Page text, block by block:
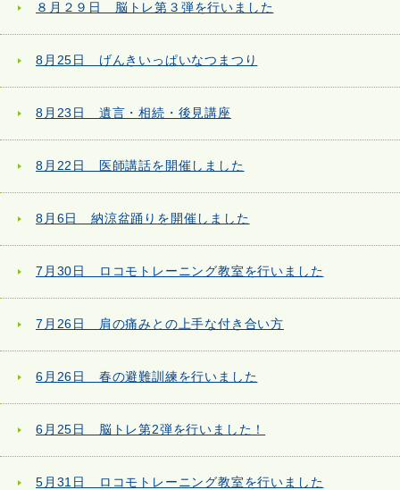
８月２９日 脳トレ第３弾を行いました
8月25日 げんきいっぱいなつまつり
8月23日 遺言・相続・後見講座
8月22日 医師講話を開催しました
8月6日 納涼盆踊りを開催しました
7月30日 ロコモトレーニング教室を行いました
7月26日 肩の痛みとの上手な付き合い方
6月26日 春の避難訓練を行いました
6月25日 脳トレ第2弾を行いました！
5月31日 ロコモトレーニング教室を行いました